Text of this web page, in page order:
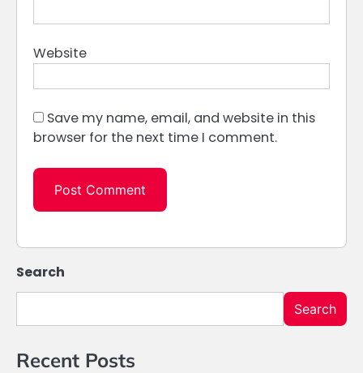
Website
Save my name, email, and website in this
browser for the next time I comment.
Search
Search
Recent Posts